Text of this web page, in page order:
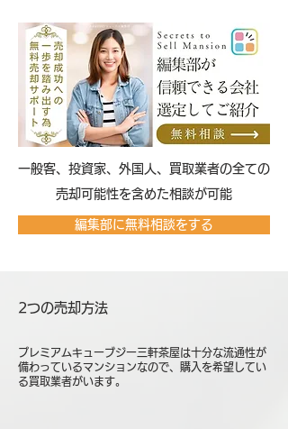
​一般客、投資家、外国人、買取業者の全ての
売却可能性を含めた相談が可能
編集部に無料相談をする
2つの売却方法
プレミアムキューブジー三軒茶屋は十分な流通性が
備わっているマンションなので、購入を希望してい
る買取業者がいます。